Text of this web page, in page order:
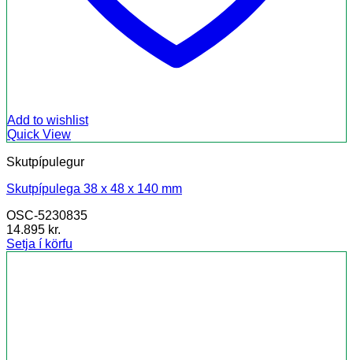
Add to wishlist
Quick View
Skutpípulegur
Skutpípulega 38 x 48 x 140 mm
OSC-5230835
14.895 kr.
Setja í körfu